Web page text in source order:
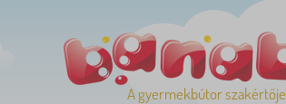
A gyermekbútor szakértője